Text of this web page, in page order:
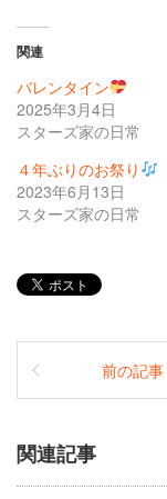
関連
バレンタイン
2025年3月4日
スターズ家の日常
４年ぶりのお祭り
2023年6月13日
スターズ家の日常
前の記事
関連記事